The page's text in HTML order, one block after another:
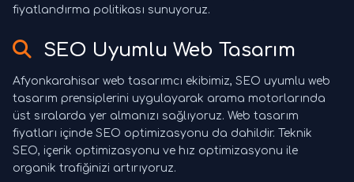
fiyatlandırma politikası sunuyoruz.
SEO Uyumlu Web Tasarım
Afyonkarahisar web tasarımcı ekibimiz, SEO uyumlu web
tasarım prensiplerini uygulayarak arama motorlarında
üst sıralarda yer almanızı sağlıyoruz. Web tasarım
fiyatları içinde SEO optimizasyonu da dahildir. Teknik
SEO, içerik optimizasyonu ve hız optimizasyonu ile
organik trafiğinizi artırıyoruz.